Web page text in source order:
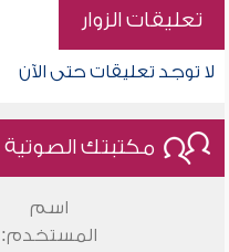
تعليقات الزوار
لا توجد تعليقات حتى الآن
مكتبتك الصوتية
اسم
المستخدم: